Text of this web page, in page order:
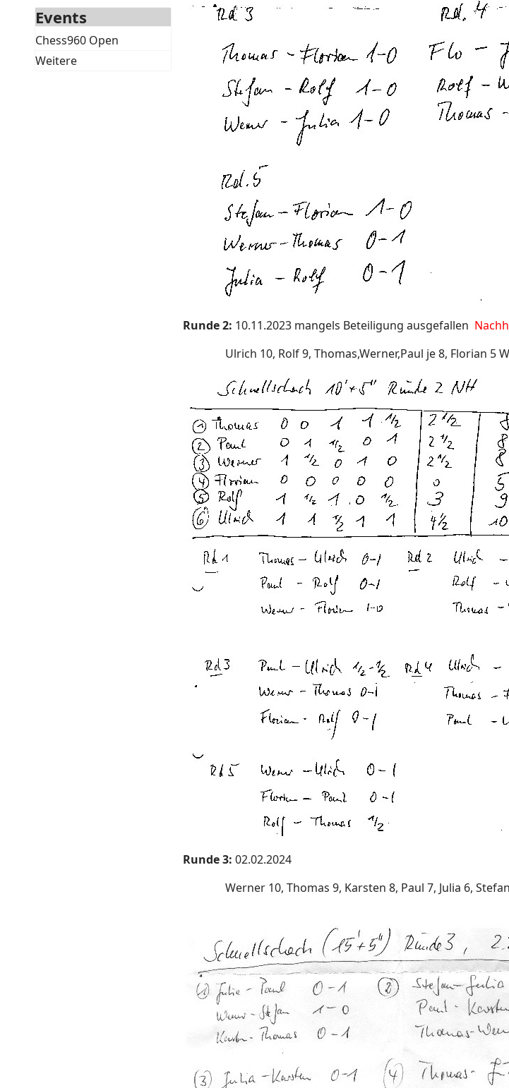
Events
Chess960 Open
Weitere
Runde 2: 10.11.2023 mangels Beteiligung ausgefallen
Ulrich 10, Rolf 9, Thomas,Werner,Paul je 8, Florian 5
Runde 3: 02.02.2024
Werner 10, Thomas 9, Karsten 8, Paul 7, Julia 6,